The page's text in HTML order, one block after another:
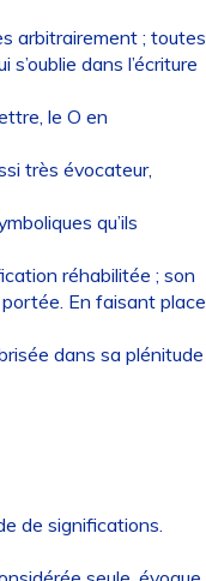
arbitrairement ; toutes
dans l’écriture
le O en
très évocateur,
qu’ils
réhabilitée ; son
En faisant place
dans sa plénitude
de significations.